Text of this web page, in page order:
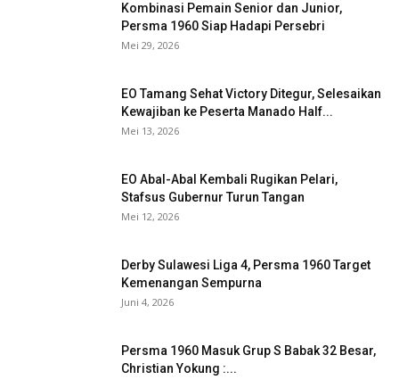
Kombinasi Pemain Senior dan Junior,
Persma 1960 Siap Hadapi Persebri
Mei 29, 2026
EO Tamang Sehat Victory Ditegur, Selesaikan
Kewajiban ke Peserta Manado Half...
Mei 13, 2026
EO Abal-Abal Kembali Rugikan Pelari,
Stafsus Gubernur Turun Tangan
Mei 12, 2026
Derby Sulawesi Liga 4, Persma 1960 Target
Kemenangan Sempurna
Juni 4, 2026
Persma 1960 Masuk Grup S Babak 32 Besar,
Christian Yokung :...